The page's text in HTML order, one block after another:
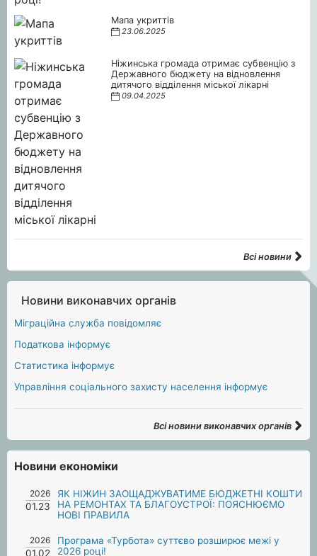
Мапа укриттів
23.06.2025
Ніжинська громада отримає субвенцію з
Державного бюджету на відновлення
дитячого відділення міської лікарні
09.04.2025
Всі новини
Новини виконавчих органів
Міграційна служба повідомляє
Податкова інформує
Статистика інформує
Управління соціального захисту населення інформує
Всі новини виконавчих органів
Новини економіки
2026
01.23
ЯК НІЖИН ЗАОЩАДЖУВАТИМЕ БЮДЖЕТНІ КОШТИ
НА РЕМОНТАХ ТА БЛАГОУСТРОЇ: ПОЯСНЮЄМО
НОВІ ПРАВИЛА
2026
01.02
Програма «Турбота» суттєво розширює межі у
2026 році!